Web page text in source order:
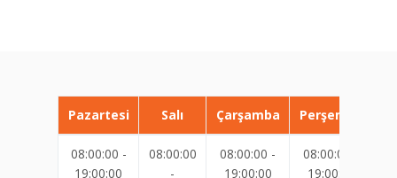
Pazartesi Salı Çarşamba Perşembe
08:00:00 -
19:00:00
08:00:00
-
08:00:00 -
19:00:00
08:00:00 -
19:00:00